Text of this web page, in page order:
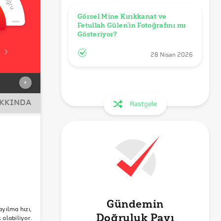
+
hızı,
olabiliyor.
Görsel Mine Kırıkkanat ve
Fetullah Gülen’in Fotoğrafını mı
Gösteriyor?
28 Nisan 2026
Rastgele
Gündemin
Doğruluk Payı